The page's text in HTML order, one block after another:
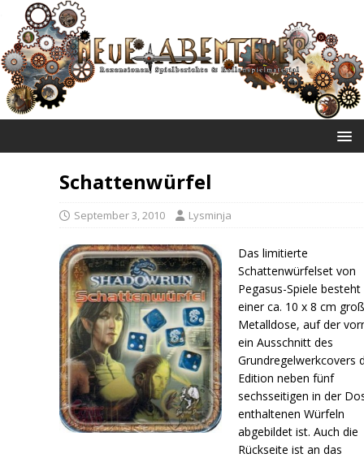
Schattenwürfel
September 3, 2010 Lysminja
Das limitierte
Schattenwürfelset von
Pegasus-Spiele besteht
einer ca. 10 x 8 cm
Metalldose, auf der
ein Ausschnitt des
Grundregelwerkcovers
Edition neben fünf
sechsseitigen in der
enthaltenen Würfeln
abgebildet ist. Auch die
Rückseite ist an das